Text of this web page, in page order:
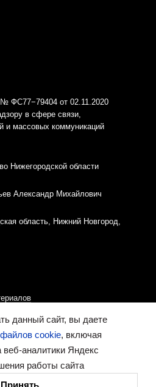
ФС77−79404 от 02.11.2020
в сфере связи,
и массовых коммуникаций
Нижегородской области
Александр Михайлович
область, Нижний Новгород,
«cookies»-файлов
16+
данный сайт, вы даете
файлов cookie, включая
веб-аналитики Яндекс
работы сайта
Принять